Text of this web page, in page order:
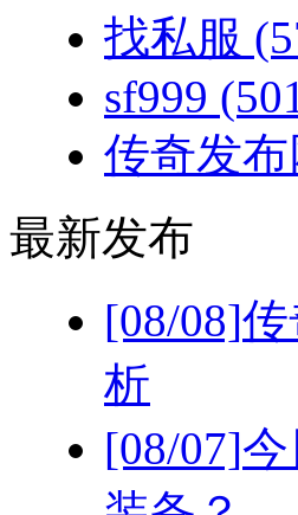
找私服
sf999
传奇发
最新发布
[08/08]
析
[08/07]